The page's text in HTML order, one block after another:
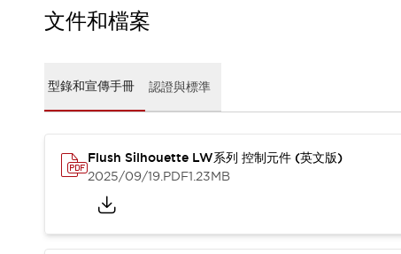
型錄和宣傳手冊
軟體下載
邏輯模擬器
產品資安通知
文件和檔案
型錄和宣傳手冊 認證與標準
Flush Silhouette LW系列 控制元件 (英文版)
2025/09/19.PDF1.23MB